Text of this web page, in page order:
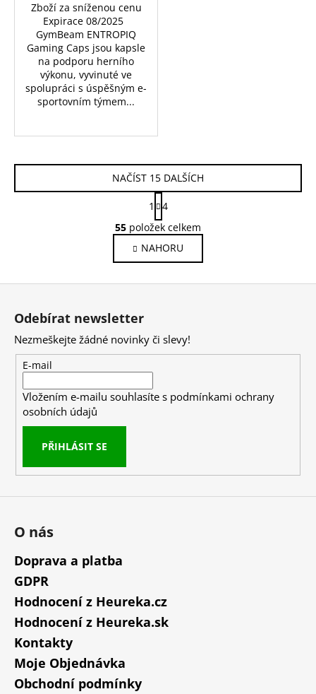
Zboží za sníženou cenu
Expirace 08/2025
GymBeam ENTROPIQ
Gaming Caps jsou kapsle
na podporu herního
výkonu, vyvinuté ve
spolupráci s úspěšným e-
sportovním týmem...
O
v
l
á
d
p
r
k
y
u
NAČÍST 15 DALŠÍCH
S
t
r
á
n
k
í
1
4
55 položek celkem
NAHORU
Odebírat newsletter
Nezmeškejte žádné novinky či slevy!
E-mail
Vložením e-mailu souhlasíte s podmínkami ochrany
osobních údajů
PŘIHLÁSIT SE
O nás
Doprava a platba
GDPR
Hodnocení z Heureka.cz
Hodnocení z Heureka.sk
Kontakty
Moje Objednávka
Obchodní podmínky